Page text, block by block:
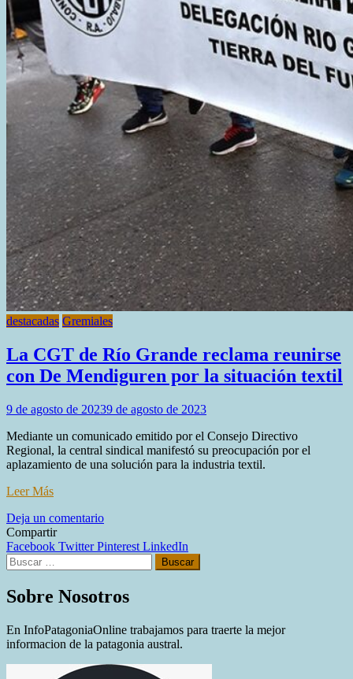
destacadas Gremiales
La CGT de Río Grande reclama reunirse
con De Mendiguren por la situación textil
9 de agosto de 20239 de agosto de 2023
Mediante un comunicado emitido por el Consejo Directivo
Regional, la central sindical manifestó su preocupación por el
aplazamiento de una solución para la industria textil.
Leer Más
Deja un comentarioen
CGT
Río
reclama
con
De
Compartir
Facebook TwitterPinterest LinkedIn
Buscar:
Sobre Nosotros
En InfoPatagoniaOnline trabajamos para traerte la mejor
informacion de la patagonia austral.